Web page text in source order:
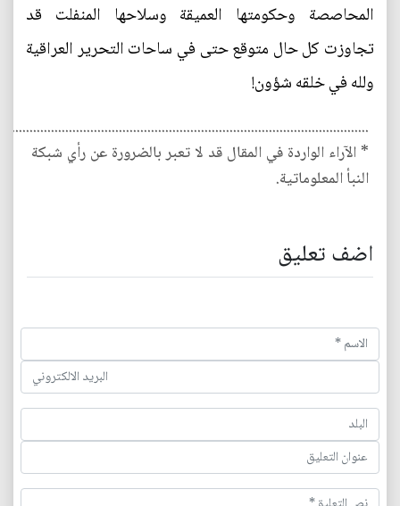
المحاصصة وحكومتها العميقة وسلاحها المنفلت قد
تجاوزت كل حال متوقع حتى في ساحات التحرير العراقية
ولله في خلقه شؤون!
* الآراء الواردة في المقال قد لا تعبر بالضرورة عن رأي شبكة
النبأ المعلوماتية.
اضف تعليق